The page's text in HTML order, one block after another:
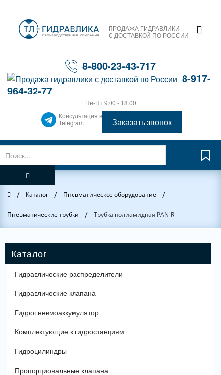
ПРОДАЖА ГИДРАВЛИКИ
С ДОСТАВКОЙ ПО РОССИИ
8-800-23-43-717
8-917-
964-32-77
Пн-Пт 9.00 - 18.00
Консультация в
Telegram
Заказать звонок
Главная
/ Каталог / Пневматическое оборудование /
Пневматические трубки / Трубка полиамидная PAN-R
Гидравлические распределители
Гидравлические клапана
Гидропневмоаккумулятор
Комплектующие к гидростанциям
Гидроцилиндры
Пропорциональные клапана